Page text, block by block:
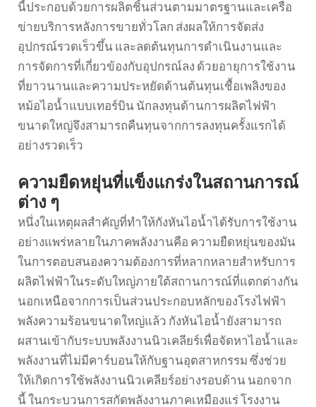
นี้ประกอบด้วยการผลิตชิ้นส่วนตามมาตรฐานและเครือ
ข่ายบริการหลังการขายทั่วโลก ส่งผลให้การจัดส่ง
อุปกรณ์รวดเร็วขึ้น และลดต้นทุนการดำเนินงานและ
การจัดการที่เกี่ยวข้องกับอุปกรณ์ลง ด้วยอายุการใช้งาน
ที่ยาวนานและความประหยัดด้านต้นทุนเชื้อเพลิงของ
หม้อไอน้ำแบบเทอร์บิน นักลงทุนด้านการผลิตไฟฟ้า
ขนาดใหญ่จึงสามารถคืนทุนจากการลงทุนครั้งแรกได้
อย่างรวดเร็ว
ความยืดหยุ่นที่แข็งแกร่งในสถานการณ์
ต่าง ๆ
หนึ่งในเหตุผลสำคัญที่ทำให้กังหันไอน้ำได้รับการใช้งาน
อย่างแพร่หลายในภาคพลังงานคือ ความยืดหยุ่นของมัน
ในการตอบสนองความต้องการที่หลากหลายสำหรับการ
ผลิตไฟฟ้าในระดับใหญ่ภายใต้สถานการณ์ที่แตกต่างกัน
นอกเหนือจากการเป็นส่วนประกอบหลักของโรงไฟฟ้า
พลังความร้อนขนาดใหญ่แล้ว กังหันไอน้ำยังสามารถ
ผสานเข้ากับระบบพลังงานนิวเคลียร์เพื่อจัดหาไอน้ำและ
พลังงานที่ไม่มีคาร์บอนให้กับฐานอุตสาหกรรม ซึ่งช่วย
ให้เกิดการใช้พลังงานนิวเคลียร์อย่างรอบด้าน นอกจาก
นี้ ในกระบวนการสกัดพลังงานภาคเหมืองแร่ โรงงาน